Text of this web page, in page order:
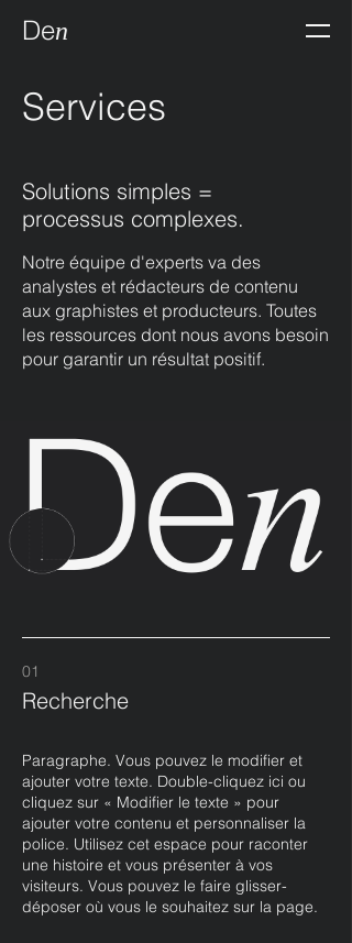
Den
Services
Solutions simples =
processus complexes.
Notre équipe d'experts va des
analystes et rédacteurs de contenu
aux graphistes et producteurs. Toutes
les ressources dont nous avons besoin
pour garantir un résultat positif.
01
Recherche
Paragraphe. Vous pouvez le modifier et
ajouter votre texte. Double-cliquez ici ou
cliquez sur « Modifier le texte » pour
ajouter votre contenu et personnaliser la
police. Utilisez cet espace pour raconter
une histoire et vous présenter à vos
visiteurs. Vous pouvez le faire glisser-
déposer où vous le souhaitez sur la page.